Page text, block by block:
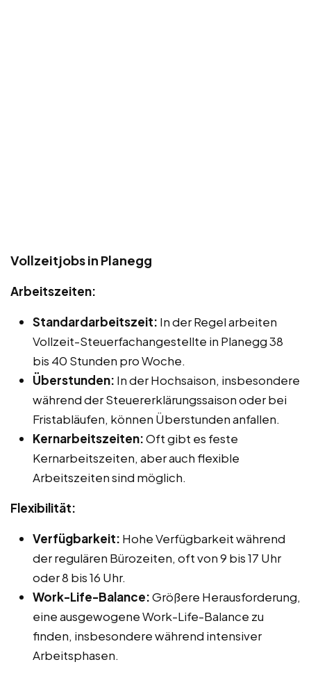
Vollzeitjobs in Planegg
Arbeitszeiten:
Standardarbeitszeit: In der Regel arbeiten
Vollzeit-Steuerfachangestellte in Planegg 38
bis 40 Stunden pro Woche.
Überstunden: In der Hochsaison, insbesondere
während der Steuererklärungssaison oder bei
Fristabläufen, können Überstunden anfallen.
Kernarbeitszeiten:Oft gibt es feste
Kernarbeitszeiten, aber auch flexible
Arbeitszeiten sind möglich.
Flexibilität:
Verfügbarkeit: Hohe Verfügbarkeit während
der regulären Bürozeiten, oft von 9 bis 17 Uhr
oder 8 bis 16 Uhr.
Work-Life-Balance:Größere Herausforderung,
eine ausgewogene Work-Life-Balance zu
finden, insbesondere während intensiver
Arbeitsphasen.